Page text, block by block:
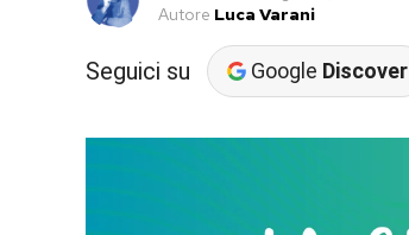
Autore Luca Varani
Seguici su Google Discover